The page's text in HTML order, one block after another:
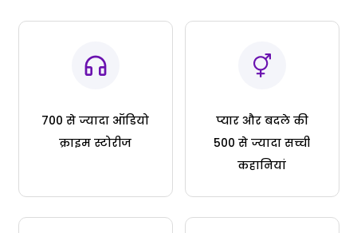
700 से ज्यादा ऑडियो
क्राइम स्टोरीज
प्यार और बदले की
500 से ज्यादा सच्ची
कहानियां